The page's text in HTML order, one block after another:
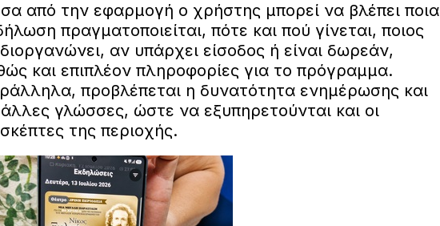
από την εφαρμογή ο χρήστης μπορεί να βλέπει ποια
πραγματοποιείται, πότε και πού γίνεται, ποιος
αν υπάρχει είσοδος ή είναι δωρεάν,
και επιπλέον πληροφορίες για το πρόγραμμα.
προβλέπεται η δυνατότητα ενημέρωσης και
γλώσσες, ώστε να εξυπηρετούνται και οι
της περιοχής.